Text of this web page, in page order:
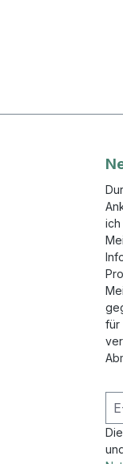
ich
für